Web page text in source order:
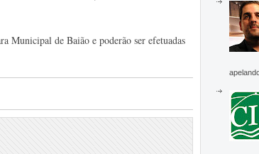
Municipal de Baião e poderão ser efetuadas